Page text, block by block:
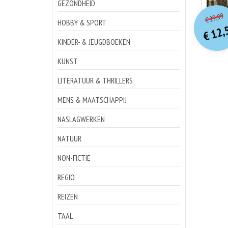
GEZONDHEID
HOBBY & SPORT
KINDER- & JEUGDBOEKEN
KUNST
LITERATUUR & THRILLERS
MENS & MAATSCHAPPIJ
NASLAGWERKEN
NATUUR
NON-FICTIE
REGIO
REIZEN
TAAL
€29,99
€